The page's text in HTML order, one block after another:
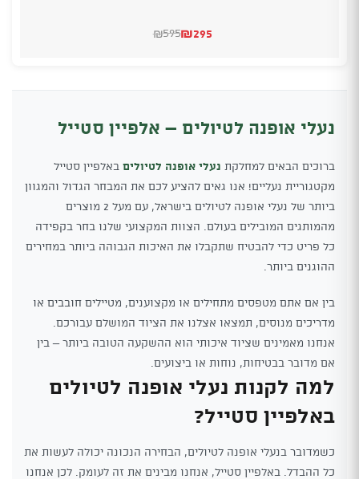
₪595
המחיר₪295
המחיר
נעלי אופנה לטיולים – אלפיין סטייל
ברוכים הבאים למחלקת נעלי אופנה לטיולים באלפיין סטייל
מקטגוריית נעליים! אנו גאים להציע לכם את המבחר הגדול והמגוון
ביותר של נעלי אופנה לטיולים בישראל, עם מעל 2 מוצרים
מהמותגים המובילים בעולם. הצוות המקצועי שלנו בחר בקפידה
כל פריט כדי להבטיח שתקבלו את האיכות הגבוהה ביותר במחירים
ההוגנים ביותר.
בין אם אתם מטפסים מתחילים או מקצוענים, מטיילים חובבים או
מדריכים מנוסים, תמצאו אצלנו את הציוד המושלם עבורכם.
אנחנו מאמינים שציוד איכותי הוא ההשקעה הטובה ביותר – בין
אם מדובר בבטיחות, נוחות או ביצועים.
למה לקנות נעלי אופנה לטיולים
באלפיין סטייל?
כשמדובר בנעלי אופנה לטיולים, הבחירה הנכונה יכולה לעשות את
כל ההבדל. באלפיין סטייל, אנחנו מבינים את זה לעומק. לכן אנחנו